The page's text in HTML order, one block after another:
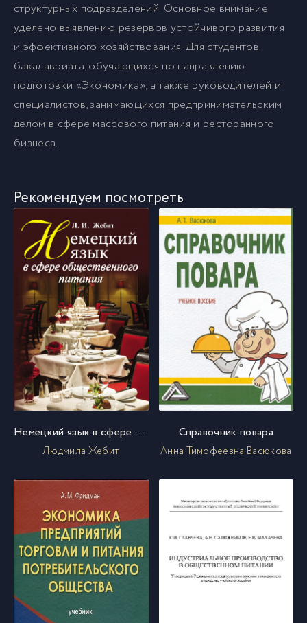
структурных подразделений. Основное внимание
уделено выявлению резервов устойчивого развития
и эффективного хозяйствования. Для студентов
бакалавриата, обучающихся по направлению
подготовки «Экономика», а также руководителей и
специалистов, занимающихся предпринимательским
делом в сфере массового питания и ресторанного
бизнеса.
Рекомендуем посмотреть
Немецкий язык в сфере общественного питания
Людмила Жебит
Справочник повара
Анна Тимофеевна Васюкова